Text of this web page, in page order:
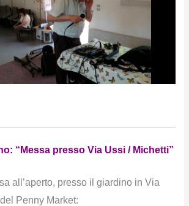
“Messa presso Via Ussi / Michetti”
all’aperto, presso il giardino in Via
Penny Market: